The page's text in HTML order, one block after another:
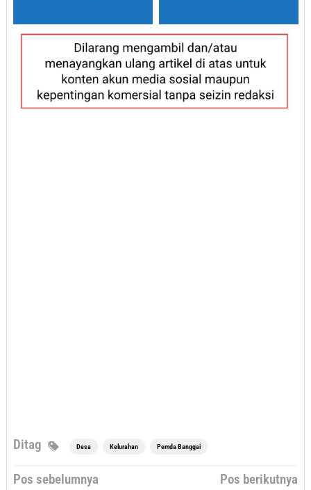
Ditag Desa Kelurahan Pemda Banggai
Navigasi
Pos sebelumnya
Pos berikutnya